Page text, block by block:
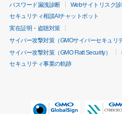
パスワード漏洩診断
Webサイトリスク
セキュリティ相談AIチャットボット
実在証明・盗聴対策
サイバー攻撃対策（GMOサイバーセキュリ
サイバー攻撃対策（GMO Flatt Security）
セキュリティ事業の軌跡